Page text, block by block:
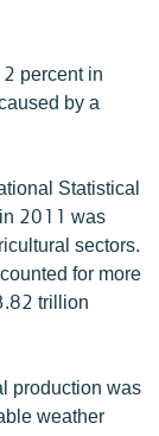
percent in
by a
Statistical
2011 was
sectors.
for more
trillion
production was
weather